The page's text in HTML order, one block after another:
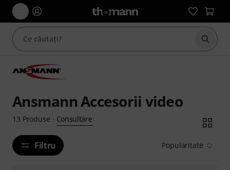
Ansmann Accesorii video
13 Produse · Consultare
Filtru Popularitate